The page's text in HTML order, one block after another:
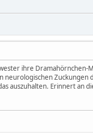
ihre Dramahörnchen-
neurologischen Zuckungen
auszuhalten. Erinnert an